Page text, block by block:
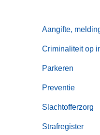
Aangifte,
Criminaliteit op
Parkeren
Preventie
Slachtofferzorg
Strafregister